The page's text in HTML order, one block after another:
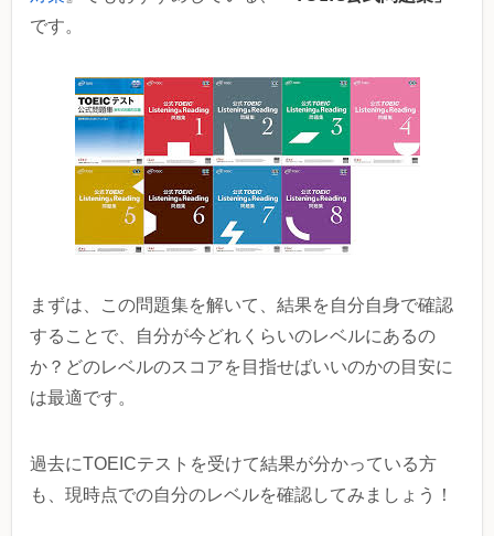
です。
まずは、この問題集を解いて、結果を自分自身で確認
することで、自分が今どれくらいのレベルにあるの
か？どのレベルのスコアを目指せばいいのかの目安に
は最適です。
過去にTOEICテストを受けて結果が分かっている方
も、現時点での自分のレベルを確認してみましょう！